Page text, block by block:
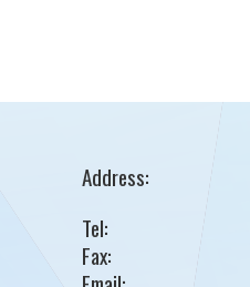
Address:
Tel:
Fax: